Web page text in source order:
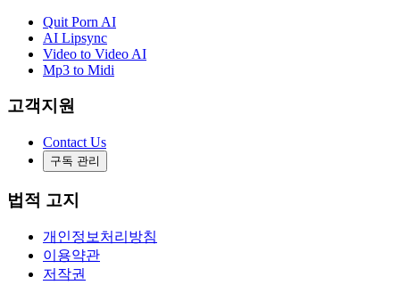
Quit Porn AI
AI Lipsync
Video to Video AI
Mp3 to Midi
고객지원
Contact Us
구독 관리
법적 고지
개인정보처리방침
이용약관
저작권